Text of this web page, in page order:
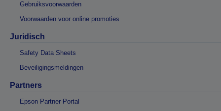
Gebruiksvoorwaarden
Voorwaarden voor online promoties
Juridisch
Safety Data Sheets
Beveiligingsmeldingen
Partners
Epson Partner Portal